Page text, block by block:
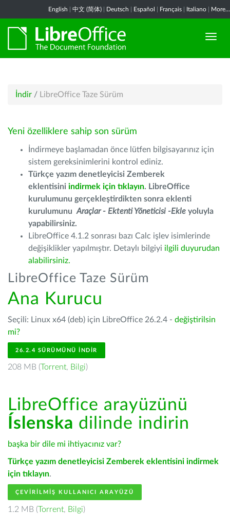
English 中文 (简体) Deutsch Español Français Italiano More...
İndir / LibreOffice Taze Sürüm
Yeni özelliklere sahip son sürüm
İndirmeye başlamadan önce lütfen bilgisayarınız için
sistem gereksinimlerini kontrol ediniz.
Türkçe yazım denetleyicisi Zemberek
eklentisini indirmek için tıklayın. LibreOffice
kurulumunu gerçekleştirdikten sonra eklenti
kurulumunu Araçlar - Ektenti Yöneticisi -Ekle yoluyla
yapabilirsiniz.
LibreOffice 4.1.2 sonrası bazı Calc işlev isimlerinde
değişiklikler yapılmıştır. Detaylı bilgiyi ilgili duyurudan
alabilirsiniz.
LibreOffice Taze Sürüm
Ana Kurucu
Seçili: Linux x64 (deb) için LibreOffice 26.2.4 - değiştirilsin
mi?
26.2.4 SÜRÜMÜNÜ İNDIR
208 MB (Torrent, Bilgi)
LibreOffice arayüzünü
Íslenska dilinde indirin
başka bir dile mi ihtiyacınız var?
Türkçe yazım denetleyicisi Zemberek eklentisini indirmek
için tıklayın.
ÇEVIRILMIŞ KULLANICI ARAYÜZÜ
1.2 MB (Torrent, Bilgi)